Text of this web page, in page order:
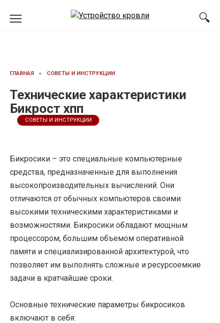
ГЛАВНАЯ » СОВЕТЫ И ИНСТРУКЦИИ
Технические характеристики
Бикрост хпп
СОВЕТЫ И ИНСТРУКЦИИ
Бикросики – это специальные компьютерные
средства, предназначенные для выполнения
высокопроизводительных вычислений. Они
отличаются от обычных компьютеров своими
высокими техническими характеристиками и
возможностями. Бикросики обладают мощным
процессором, большим объемом оперативной
памяти и специализированной архитектурой, что
позволяет им выполнять сложные и ресурсоемкие
задачи в кратчайшие сроки.
Основные технические параметры бикросиков
включают в себя: